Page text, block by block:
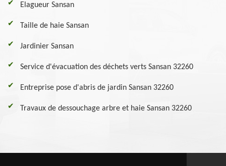
Elagueur Sansan
Taille de haie Sansan
Jardinier Sansan
Service d'évacuation des déchets verts Sansan 32260
Entreprise pose d'abris de jardin Sansan 32260
Travaux de dessouchage arbre et haie Sansan 32260